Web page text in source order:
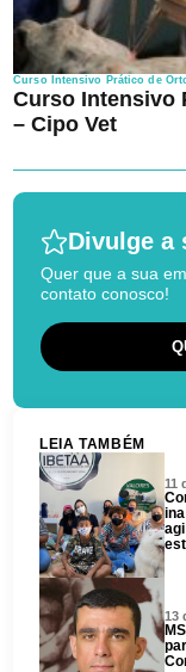
Curso Intensivo Prático de
Curso Intensivo
– Cipo Vet
Divulge a
Quer que a sua
contato conosco!
LEIA TAMBÉM
11
13